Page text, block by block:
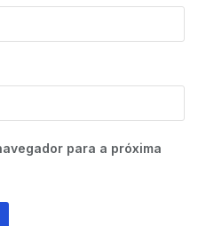
para a próxima